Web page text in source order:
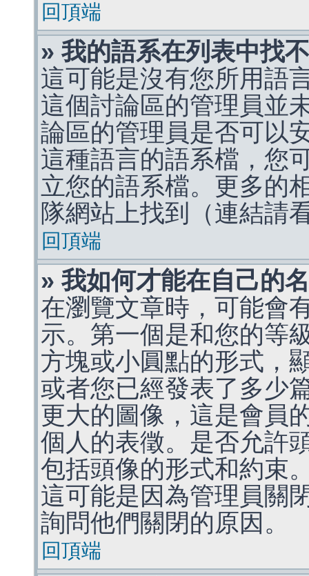
回頂端
» 我的語系在列表中找
這可能是沒有您所用語
這個討論區的管理員並
論區的管理員是否可以
這種語言的語系檔，您
立您的語系檔。更多的
隊網站上找到（連結請
回頂端
» 我如何才能在自己的
在瀏覽文章時，可能會
示。第一個是和您的等
方塊或小圓點的形式，
或者您已經發表了多少
更大的圖像，這是會員
個人的表徵。是否允許
包括頭像的形式和約束
這可能是因為管理員關
詢問他們關閉的原因。
回頂端